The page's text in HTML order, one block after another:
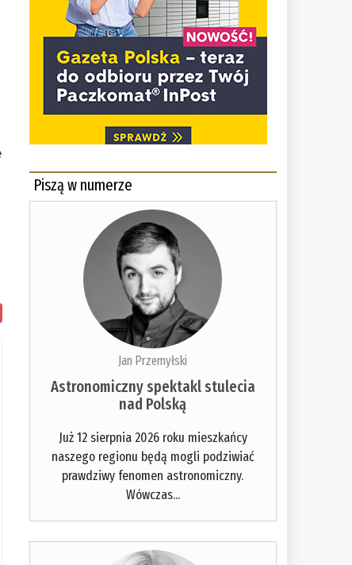
Piszą w numerze
Jan Przemyłski
Astronomiczny spektakl stulecia
nad Polską
Już 12 sierpnia 2026 roku mieszkańcy
naszego regionu będą mogli podziwiać
prawdziwy fenomen astronomiczny.
Wówczas...